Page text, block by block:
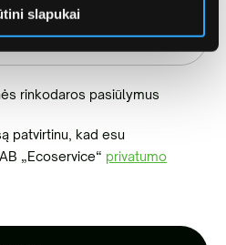
slapukai
rinkodaros pasiūlymus
patvirtinu, kad esu
„Ecoservice“ privatumo